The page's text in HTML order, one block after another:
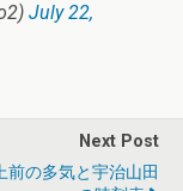
July 22,
Next Post
前の多気と宇治山田